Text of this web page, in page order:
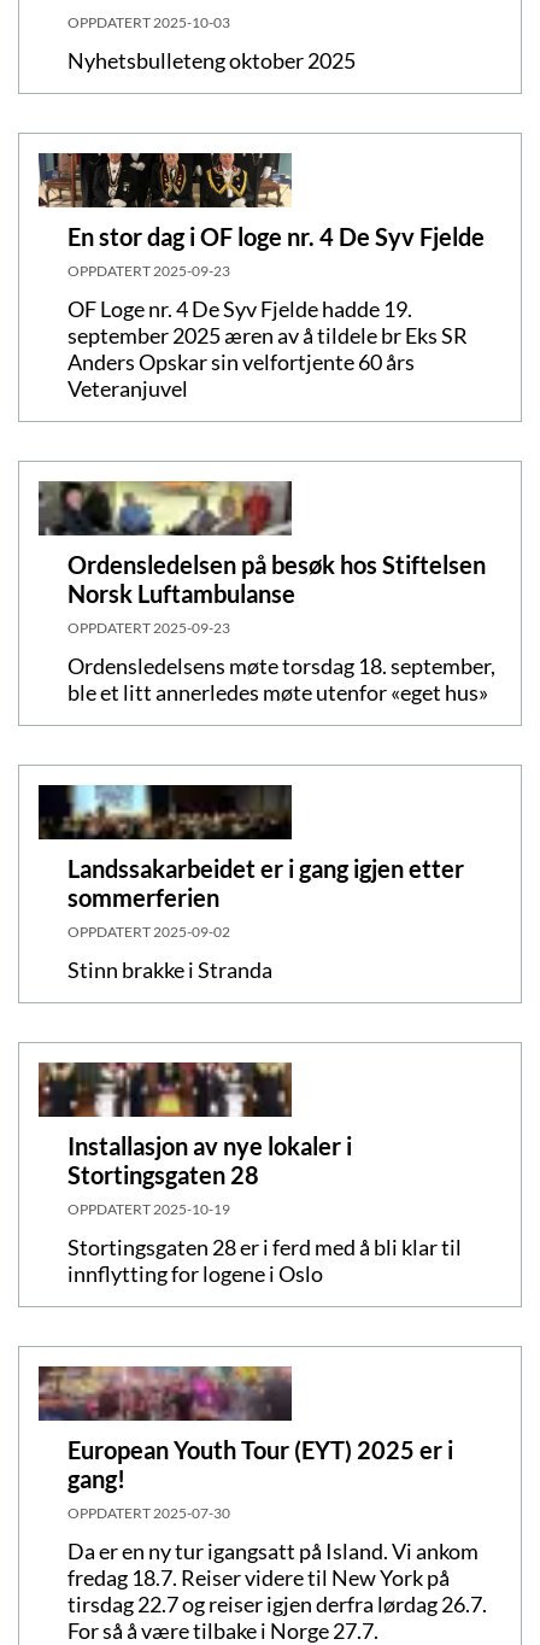
OPPDATERT 2025-10-03
Nyhetsbulleteng oktober 2025
En stor dag i OF loge nr. 4 De Syv Fjelde
OPPDATERT 2025-09-23
OF Loge nr. 4 De Syv Fjelde hadde 19.
september 2025 æren av å tildele br Eks SR
Anders Opskar sin velfortjente 60 års
Veteranjuvel
Ordensledelsen på besøk hos Stiftelsen
Norsk Luftambulanse
OPPDATERT 2025-09-23
Ordensledelsens møte torsdag 18. september,
ble et litt annerledes møte utenfor «eget hus»
Landssakarbeidet er i gang igjen etter
sommerferien
OPPDATERT 2025-09-02
Stinn brakke i Stranda
Installasjon av nye lokaler i
Stortingsgaten 28
OPPDATERT 2025-10-19
Stortingsgaten 28 er i ferd med å bli klar til
innflytting for logene i Oslo
European Youth Tour (EYT) 2025 er i
gang!
OPPDATERT 2025-07-30
Da er en ny tur igangsatt på Island. Vi ankom
fredag 18.7. Reiser videre til New York på
tirsdag 22.7 og reiser igjen derfra lørdag 26.7.
For så å være tilbake i Norge 27.7.